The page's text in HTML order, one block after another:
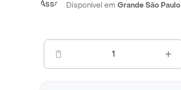
Disponível em Grande São Paulo
1